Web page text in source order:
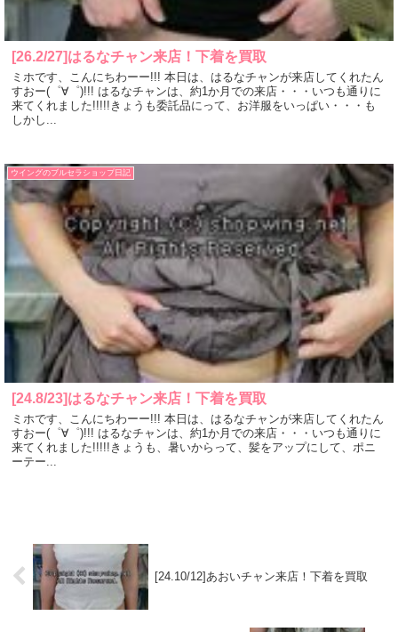
[26.2/27]はるなチャン来店！下着を買取
ミホです、こんにちわーー!!! 本日は、はるなチャンが来店してくれたん
すおー(゜∀゜)!!! はるなチャンは、約1か月での来店・・・いつも通りに
来てくれました!!!!!きょうも委託品にって、お洋服をいっぱい・・・も
しかし...
ウイングのブルセラショップ日記
[24.8/23]はるなチャン来店！下着を買取
ミホです、こんにちわーー!!! 本日は、はるなチャンが来店してくれたん
すおー(゜∀゜)!!! はるなチャンは、約1か月での来店・・・いつも通りに
来てくれました!!!!!きょうも、暑いからって、髪をアップにして、ポニ
ーテー...
[24.10/12]あおいチャン来店！下着を買取